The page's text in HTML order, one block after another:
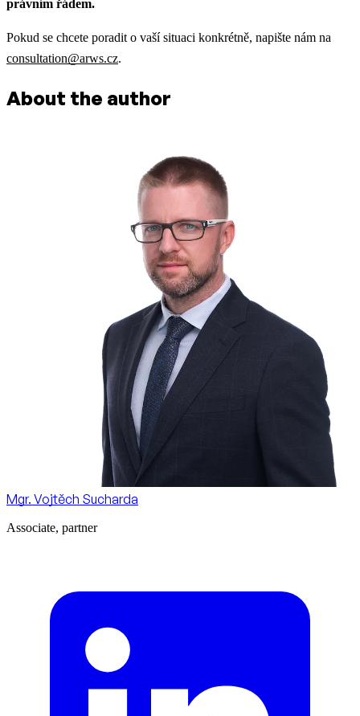
právním řádem.
Pokud se chcete poradit o vaší situaci konkrétně, napište nám na
consultation@arws.cz.
About the author
Mgr. Vojtěch Sucharda
Associate, partner